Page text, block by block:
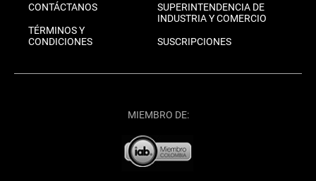
CONTÁCTANOS
TÉRMINOS Y
CONDICIONES
SUPERINTENDENCIA DE
INDUSTRIA Y COMERCIO
SUSCRIPCIONES
MIEMBRO DE: